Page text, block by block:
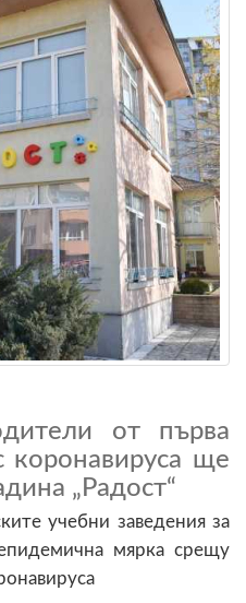
от първа
коронавируса ще
„Радост“
учебни заведения за
мярка срещу